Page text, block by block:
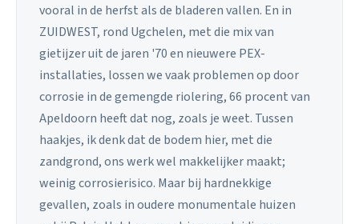
vooral in de herfst als de bladeren vallen. En in
ZUIDWEST, rond Ugchelen, met die mix van
gietijzer uit de jaren '70 en nieuwere PEX-
installaties, lossen we vaak problemen op door
corrosie in de gemengde riolering, 66 procent van
Apeldoorn heeft dat nog, zoals je weet. Tussen
haakjes, ik denk dat de bodem hier, met die
zandgrond, ons werk wel makkelijker maakt;
weinig corrosierisico. Maar bij hardnekkige
gevallen, zoals in oudere monumentale huizen